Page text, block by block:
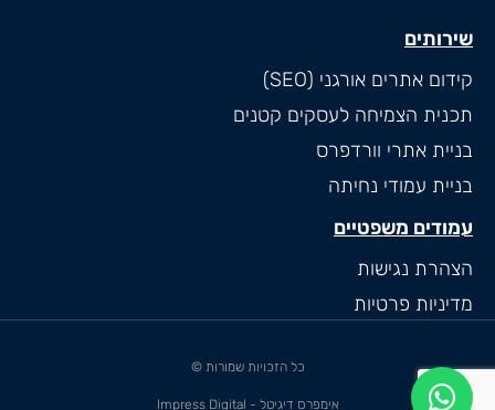
שירותים
קידום אתרים אורגני (SEO)
תכנית הצמיחה לעסקים קטנים
בניית אתרי וורדפרס
בניית עמודי נחיתה
עמודים משפטיים
הצהרת נגישות
מדיניות פרטיות
כל הזכויות שמורות ©
אימפרס דיגיטל - Impress Digital